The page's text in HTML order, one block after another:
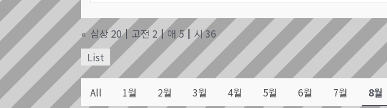
« 삼상 20┃고전 2┃애 5┃시 36
List
All 1월 2월 3월 4월 5월 6월 7월 8월